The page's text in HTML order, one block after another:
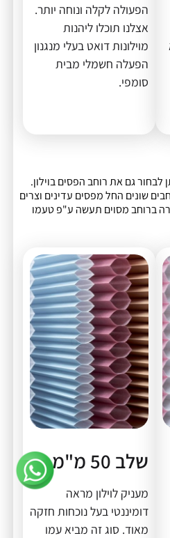
הפעולה לקלה ונוחה יותר.
אצלנו תוכלו ליהנות
מוילונות דואט בעלי מנגנון
הפעלה חשמלי מבית
סומפי.
לבחור גם את רוחב הפסים בוילון.
שונים החל מפסים עדינים וצרים
ברוחב מסוים תעשה ע"פ טעמו
שלב 50 מ"מ
מעניק לוילון מראה
דומיננטי בעל נוכחות חזקה
מאוד. סוג זה מביא עמו